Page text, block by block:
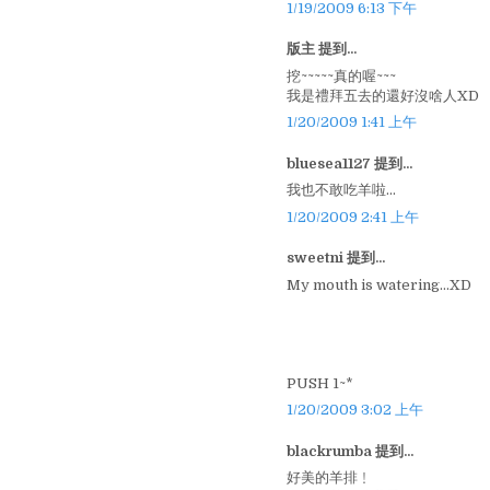
1/19/2009 6:13 下午
版主 提到...
挖~~~~~真的喔~~~
我是禮拜五去的還好沒啥人XD
1/20/2009 1:41 上午
bluesea1127 提到...
我也不敢吃羊啦...
1/20/2009 2:41 上午
sweetni 提到...
My mouth is watering...XD
PUSH 1~*
1/20/2009 3:02 上午
blackrumba 提到...
好美的羊排﹗